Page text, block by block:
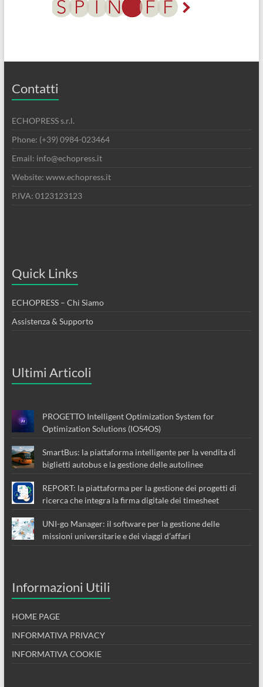
Contatti
ECHOPRESS s.r.l.
Phone: (+39) 0984-023464
Email: info@echopress.it
Website: www.echopress.it
P.IVA: 0123123123
Quick Links
ECHOPRESS – Chi Siamo
Assistenza & Supporto
Ultimi Articoli
PROGETTO Intelligent Optimization System for
Optimization Solutions (IOS4OS)
SmartBus: la piattaforma intelligente per la vendita di
biglietti autobus e la gestione delle autolinee
REPORT: la piattaforma per la gestione dei progetti di
ricerca che integra la firma digitale dei timesheet
UNI-go Manager: il software per la gestione delle
missioni universitarie e dei viaggi d’affari
Informazioni Utili
HOME PAGE
INFORMATIVA PRIVACY
INFORMATIVA COOKIE